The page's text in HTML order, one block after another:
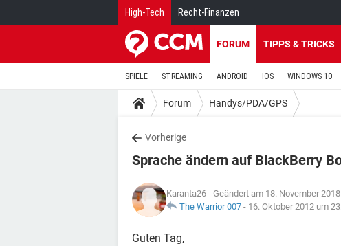
High-Tech Recht-Finanzen
FORUM TIPPS & TRICKS
SPIELE STREAMING ANDROID IOS WINDOWS 10
Forum Handys/PDA/GPS
Vorherige
Sprache ändern auf BlackBerry
Karanta26 - Geändert am 18. November
The Warrior 007 - 16. Oktober 2012 um
Guten Tag,